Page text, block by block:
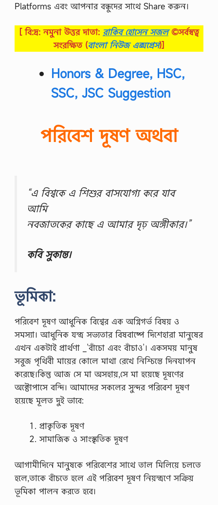
Platforms এবং আপনার বন্ধুদের সাথে Share করুন।
[ বি:দ্র: নমুনা উত্তর দাতা: রাকিব হোসেন সজল ©সর্বস্বত্ব
সংরক্ষিত (বাংলা নিউজ এক্সপ্রেস)]
Honors & Degree, HSC,
SSC, JSC Suggestion
পরিবেশ দূষণ অথবা
“এ বিশ্বকে এ শিশুর বাসযোগ্য করে যাব
আমি
নবজাতকের কাছে এ আমার দৃঢ় অঙ্গীকার।”
কবি সুকান্ত।
ভূমিকা:
পরিবেশ দূষণ আধুনিক বিশ্বের এক অগ্নিগর্ভ বিষয় ও
সমস্যা। আধুনিক যন্ত্র সভ্যতার বিষবাষ্পে দিশেহারা মানুষের
এখন একটাই প্রার্থণা _’বাঁচো এবং বাঁচাও’। একসময় মানুষ
সবুজ পৃথিবী মায়ের কোলে মাথা রেখে নিশ্চিন্তে দিনযাপন
করেছে।কিন্তু আজ সে মা অসহায়,সে মা হয়েছে দূষণের
অক্টোপাসে বন্দি। আমাদের সকলের সুন্দর পরিবেশ দূষণ
হয়েছে মূলত দুই ভাবে:
প্রাকৃতিক দূষণ
সামাজিক ও সাংস্কৃতিক দূষণ
আগামীদিনে মানুষকে পরিবেশের সাথে তাল মিলিয়ে চলতে
হলে,তাকে বাঁচতে হলে এই পরিবেশ দূষণ নিয়ন্ত্রণে সক্রিয়
ভূমিকা পালন করতে হবে।